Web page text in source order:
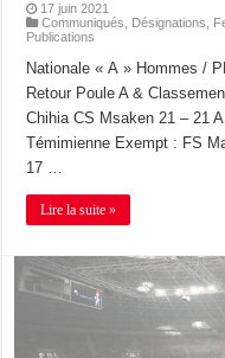
17 juin 2021
Communiqués
Désignations
Publications
Nationale « A » Hommes /
Retour Poule A &
Chihia CS Msaken 21 – 21
Témimienne Exempt : FS
17 …
Lire la suite »